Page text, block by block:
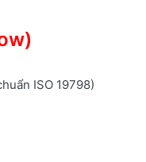
ISO 19798)